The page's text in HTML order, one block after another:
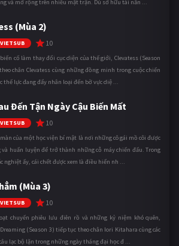
và mở rộng trên nhiều mặt trận. Dù sở hữu tài năn ...
(Mùa 2)
10
cố làm thay đổi cục diện của thế giới, Clevatess (Season
chân Clevatess cùng những đồng minh trong cuộc chiến
thế lực đang đẩy nhân loại đến bờ vực diệ ...
Đến Tận Ngày Cậu Biến Mất
10
của một học viện bí mật là nơi những cô gái mồ côi được
huấn luyện để trở thành những cỗ máy chiến đấu. Trong
nghiệt ấy, cái chết được xem là điều hiển nh ...
(Mùa 3)
10
chuyến phiêu lưu điên rồ và những kỷ niệm khó quên,
(Season 3) tiếp tục theo chân Iori Kitahara cùng các
lạc bộ lặn trong những ngày tháng đại học đ ...